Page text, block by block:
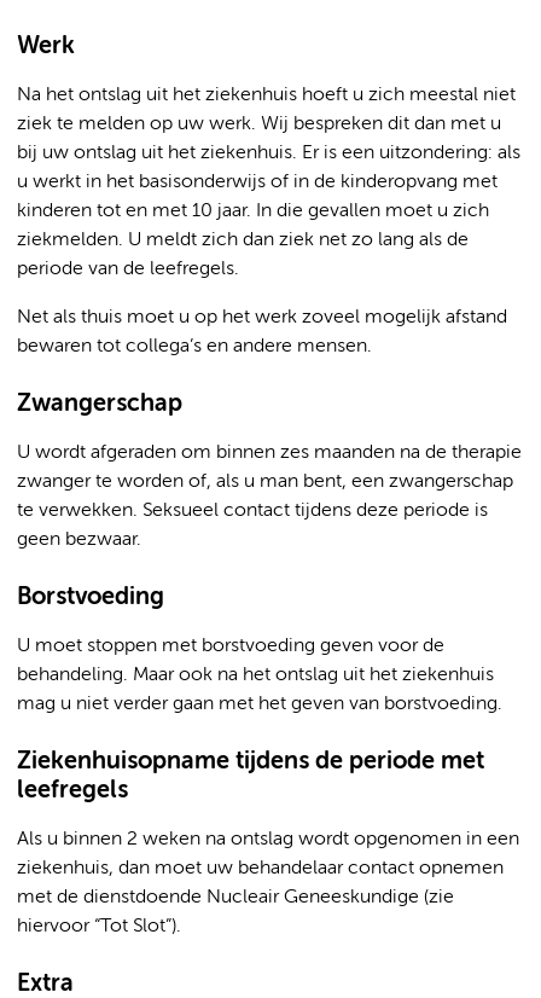
Werk
Na het ontslag uit het ziekenhuis hoeft u zich meestal niet
ziek te melden op uw werk. Wij bespreken dit dan met u
bij uw ontslag uit het ziekenhuis. Er is een uitzondering: als
u werkt in het basisonderwijs of in de kinderopvang met
kinderen tot en met 10 jaar. In die gevallen moet u zich
ziekmelden. U meldt zich dan ziek net zo lang als de
periode van de leefregels.
Net als thuis moet u op het werk zoveel mogelijk afstand
bewaren tot collega’s en andere mensen.
Zwangerschap
U wordt afgeraden om binnen zes maanden na de therapie
zwanger te worden of, als u man bent, een zwangerschap
te verwekken. Seksueel contact tijdens deze periode is
geen bezwaar.
Borstvoeding
U moet stoppen met borstvoeding geven voor de
behandeling. Maar ook na het ontslag uit het ziekenhuis
mag u niet verder gaan met het geven van borstvoeding.
Ziekenhuisopname tijdens de periode met
leefregels
Als u binnen 2 weken na ontslag wordt opgenomen in een
ziekenhuis, dan moet uw behandelaar contact opnemen
met de dienstdoende Nucleair Geneeskundige (zie
hiervoor “Tot Slot”).
Extra